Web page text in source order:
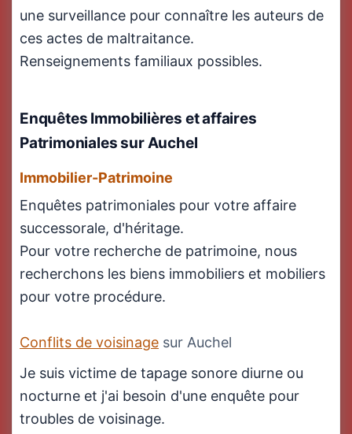
une surveillance pour connaître les auteurs de
ces actes de maltraitance.
Renseignements familiaux possibles.
Enquêtes Immobilières et affaires
Patrimoniales sur Auchel
Immobilier-Patrimoine
Enquêtes patrimoniales pour votre affaire
successorale, d'héritage.
Pour votre recherche de patrimoine, nous
recherchons les biens immobiliers et mobiliers
pour votre procédure.
Conflits de voisinage sur Auchel
Je suis victime de tapage sonore diurne ou
nocturne et j'ai besoin d'une enquête pour
troubles de voisinage.